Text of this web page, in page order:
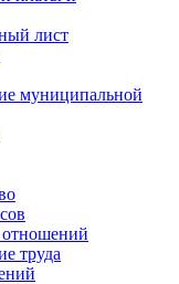
лист
муниципальной
отношений
труда